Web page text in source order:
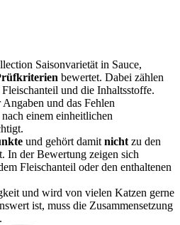
Saisonvarietät in Sauce,
bewertet. Dabei zählen
und die Inhaltsstoffe.
und das Fehlen
einem einheitlichen
und gehört damit nicht zu den
In der Bewertung zeigen sich
Fleischanteil oder den enthaltenen
und wird von vielen Katzen gerne
ist, muss die Zusammensetzung